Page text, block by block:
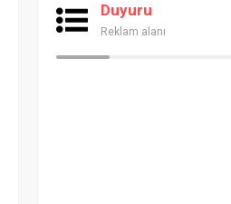
Duyuru
Reklam alanı